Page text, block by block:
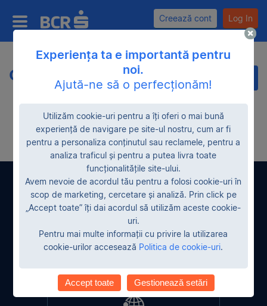
Creează cont Log In
Categorii
Oferte noi
Contactează-ne
apelabil din rețele naționale fixe și mobile
Experiența ta e importantă pentru
noi.
Ajută-ne să o perfecționăm!
Utilizăm cookie-uri pentru a îți oferi o mai bună
experiență de navigare pe site-ul nostru, cum ar fi
pentru a personaliza conținutul sau reclamele, pentru a
analiza traficul și pentru a putea livra toate
funcționalitățile site-ului.
Avem nevoie de acordul tău pentru a folosi cookie-uri în
scop de marketing, cercetare și analiză. Prin click pe
„Accept toate” îți dai acordul să utilizăm aceste cookie-
uri.
Pentru mai multe informații cu privire la utilizarea
cookie-urilor accesează Politica de cookie-uri.
Accept toate Gestionează setări